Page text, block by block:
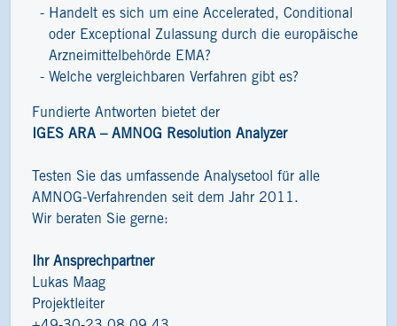
Handelt es sich um eine Accelerated, Conditional
oder Exceptional Zulassung durch die europäische
Arzneimittelbehörde EMA?
Welche vergleichbaren Verfahren gibt es?
Fundierte Antworten bietet der
IGES ARA – AMNOG Resolution Analyzer
Testen Sie das umfassende Analysetool für alle
AMNOG-Verfahrenden seit dem Jahr 2011.
Wir beraten Sie gerne:
Ihr Ansprechpartner
Lukas Maag
Projektleiter